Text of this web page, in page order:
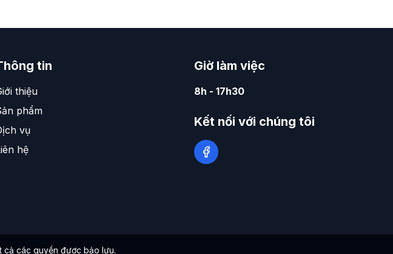
tin
thiệu
phẩm
vụ
hệ
Giờ làm việc
8h - 17h30
Kết nối với chúng tôi
cả các quyền được bảo lưu.